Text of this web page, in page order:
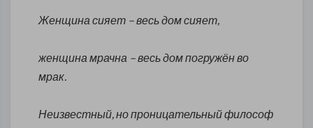
Женщина сияет – весь дом сияет,
женщина мрачна – весь дом погружён во
мрак.
Неизвестный, но проницательный философ